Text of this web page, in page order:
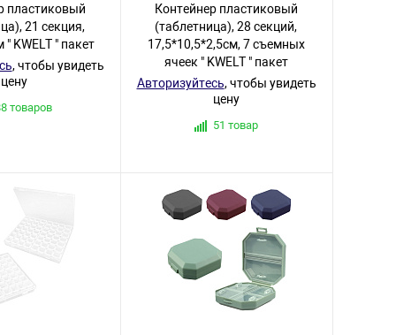
пластиковый
21 секция,
KWELT " пакет
, чтобы увидеть
цену
товаров
Контейнер пластиковый
(таблетница), 28 секций,
17,5*10,5*2,5см, 7 съемных
ячеек " KWELT " пакет
Авторизуйтесь, чтобы увидеть
цену
51 товар